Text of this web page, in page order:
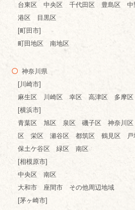
台東区 中央区 千代田区 豊島区
港区 目黒区
[町田市]
町田地区 南地区
神奈川県
[川崎市]
麻生区 川崎区 幸区 高津区 多摩
[横浜市]
青葉区 旭区 泉区 磯子区 神奈川
区 栄区 瀬谷区 都筑区 鶴見区
保土ケ谷区 緑区 南区
[相模原市]
中央区 南区
大和市 座間市 その他周辺地域
[茅ヶ崎市]